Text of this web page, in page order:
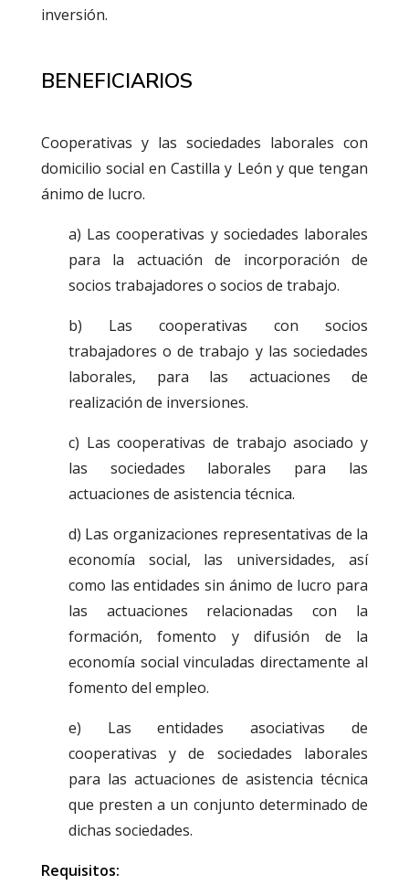
inversión.
BENEFICIARIOS
Cooperativas y las sociedades laborales con
domicilio social en Castilla y León y que tengan
ánimo de lucro.
a) Las cooperativas y sociedades laborales
para la actuación de incorporación de
socios trabajadores o socios de trabajo.
b) Las cooperativas con socios
trabajadores o de trabajo y las sociedades
laborales, para las actuaciones de
realización de inversiones.
c) Las cooperativas de trabajo asociado y
las sociedades laborales para las
actuaciones de asistencia técnica.
d) Las organizaciones representativas de la
economía social, las universidades, así
como las entidades sin ánimo de lucro para
las actuaciones relacionadas con la
formación, fomento y difusión de la
economía social vinculadas directamente al
fomento del empleo.
e) Las entidades asociativas de
cooperativas y de sociedades laborales
para las actuaciones de asistencia técnica
que presten a un conjunto determinado de
dichas sociedades.
Requisitos: